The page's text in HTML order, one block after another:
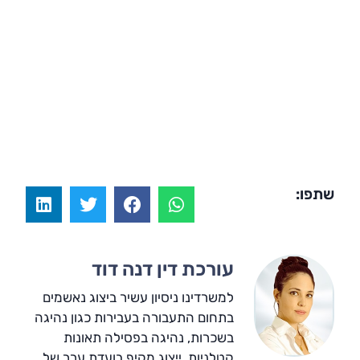
שתפו:
עורכת דין דנה דוד
למשרדינו ניסיון עשיר ביצוג נאשמים
בתחום התעבורה בעבירות כגון נהיגה
בשכרות, נהיגה בפסילה תאונות